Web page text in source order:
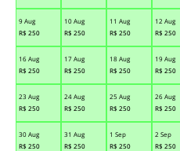
9 Aug
R$ 250
10 Aug
R$ 250
11 Aug
R$ 250
12 Aug
R$ 250
16 Aug
R$ 250
17 Aug
R$ 250
18 Aug
R$ 250
19 Aug
R$ 250
23 Aug
R$ 250
24 Aug
R$ 250
25 Aug
R$ 250
26 Aug
R$ 250
30 Aug
R$ 250
31 Aug
R$ 250
1 Sep
R$ 250
2 Sep
R$ 250